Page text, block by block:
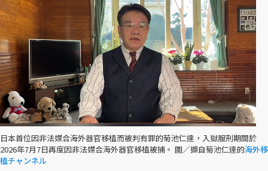
日本首位因非法媒合海外器官移植而被判有罪的菊池仁達，入獄服刑期間於
2026年7月7日再度因非法媒合海外器官移植被捕。 圖／擷自菊池仁達的海外移
植チャンネル